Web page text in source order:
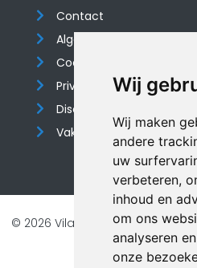
Wij
Wij maken
andere
uw
verbeteren,
inhoud en
om ons
analyseren
onze
Contact
Algemene voorwaarden
Cookieverklaring
Privacyverklaring
Disclaimer
Vakantiehuis website
© 2026 Vilando
Veilig online